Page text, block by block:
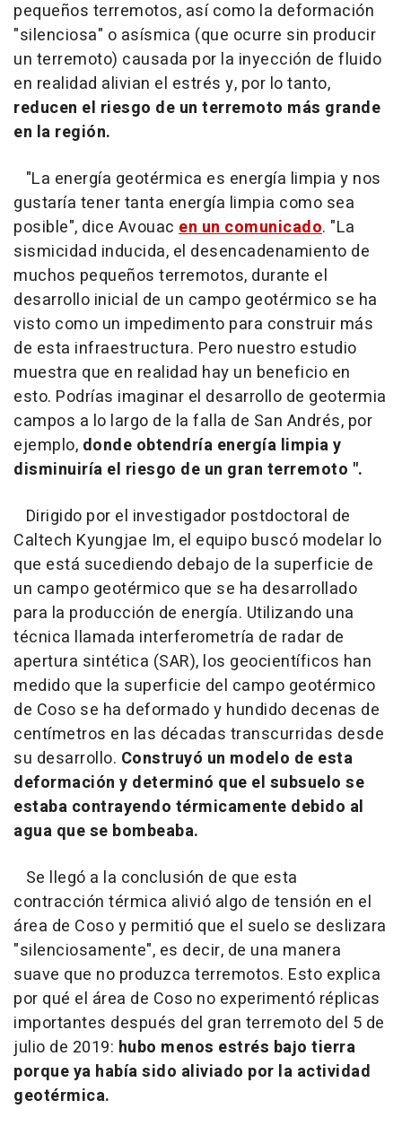
pequeños terremotos, así como la deformación
"silenciosa" o asísmica (que ocurre sin producir
un terremoto) causada por la inyección de fluido
en realidad alivian el estrés y, por lo tanto,
reducen el riesgo de un terremoto más grande
en la región.
"La energía geotérmica es energía limpia y nos
gustaría tener tanta energía limpia como sea
posible", dice Avouac en un comunicado. "La
sismicidad inducida, el desencadenamiento de
muchos pequeños terremotos, durante el
desarrollo inicial de un campo geotérmico se ha
visto como un impedimento para construir más
de esta infraestructura. Pero nuestro estudio
muestra que en realidad hay un beneficio en
esto. Podrías imaginar el desarrollo de geotermia
campos a lo largo de la falla de San Andrés, por
ejemplo, donde obtendría energía limpia y
disminuiría el riesgo de un gran terremoto ".
Dirigido por el investigador postdoctoral de
Caltech Kyungjae Im, el equipo buscó modelar lo
que está sucediendo debajo de la superficie de
un campo geotérmico que se ha desarrollado
para la producción de energía. Utilizando una
técnica llamada interferometría de radar de
apertura sintética (SAR), los geocientíficos han
medido que la superficie del campo geotérmico
de Coso se ha deformado y hundido decenas de
centímetros en las décadas transcurridas desde
su desarrollo. Construyó un modelo de esta
deformación y determinó que el subsuelo se
estaba contrayendo térmicamente debido al
agua que se bombeaba.
Se llegó a la conclusión de que esta
contracción térmica alivió algo de tensión en el
área de Coso y permitió que el suelo se deslizara
"silenciosamente", es decir, de una manera
suave que no produzca terremotos. Esto explica
por qué el área de Coso no experimentó réplicas
importantes después del gran terremoto del 5 de
julio de 2019: hubo menos estrés bajo tierra
porque ya había sido aliviado por la actividad
geotérmica.